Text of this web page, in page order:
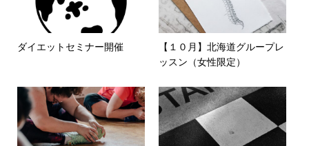
ダイエットセミナー開催
【１０月】北海道グループレ
ッスン（女性限定）